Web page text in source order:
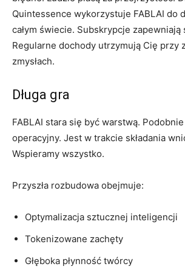
Quintessence wykorzystuje FABLAI do
całym świecie. Subskrypcje zapewniają
Regularne dochody utrzymują Cię przy
zmysłach.
Długa gra
FABLAI stara się być warstwą.
operacyjny. Jest w trakcie składania
Wspieramy wszystko.
Przyszła rozbudowa obejmuje:
Optymalizacja sztucznej inteligencji
Tokenizowane zachęty
Głęboka płynność twórcy